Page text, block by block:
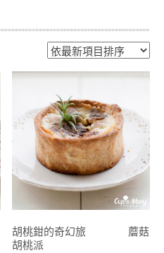
胡桃鉗的奇幻旅 蘑菇
胡桃派